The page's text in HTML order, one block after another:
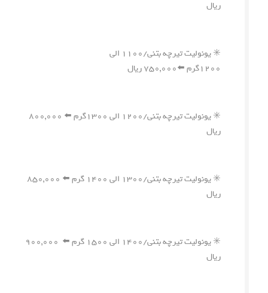
ریال
✳️ یونولیت تیرچه بتنی/۱۱۰۰ الی
۱۲۰۰گرم ⬅️۷۵۰,۰۰۰ ریال
✳️ یونولیت تیرچه بتنی/۱۲۰۰ الی ۱۳۰۰گرم ⬅️ ۸۰۰,۰۰۰
ریال
✳️ یونولیت تیرچه بتنی/۱۳۰۰ الی ۱۴۰۰ گرم ⬅️ ۸۵۰,۰۰۰
ریال
✳️ یونولیت تیرچه بتنی/۱۴۰۰ الی ۱۵۰۰ گرم ⬅️ ۹۰۰,۰۰۰
ریال